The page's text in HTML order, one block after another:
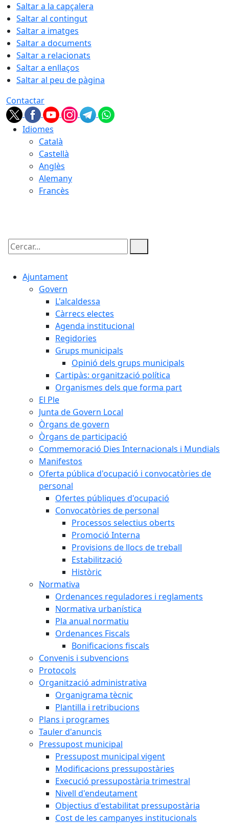
Saltar a la capçalera
Saltar al contingut
Saltar a imatges
Saltar a documents
Saltar a relacionats
Saltar a enllaços
Saltar al peu de pàgina
Contactar
Idiomes
Català
Castellà
Anglès
Alemany
Francès
Cercar:
Ajuntament
Govern
L'alcaldessa
Càrrecs electes
Agenda institucional
Regidories
Grups municipals
Opinió dels grups municipals
Cartipàs: organització política
Organismes dels que forma part
El Ple
Junta de Govern Local
Òrgans de govern
Òrgans de participació
Commemoració Dies Internacionals i Mundials
Manifestos
Oferta pública d'ocupació i convocatòries de
personal
Ofertes públiques d'ocupació
Convocatòries de personal
Processos selectius oberts
Promoció Interna
Provisions de llocs de treball
Estabilització
Històric
Normativa
Ordenances reguladores i reglaments
Normativa urbanística
Pla anual normatiu
Ordenances Fiscals
Bonificacions fiscals
Convenis i subvencions
Protocols
Organització administrativa
Organigrama tècnic
Plantilla i retribucions
Plans i programes
Tauler d'anuncis
Pressupost municipal
Pressupost municipal vigent
Modificacions pressupostàries
Execució pressupostària trimestral
Nivell d'endeutament
Objectius d'estabilitat pressupostària
Cost de les campanyes institucionals